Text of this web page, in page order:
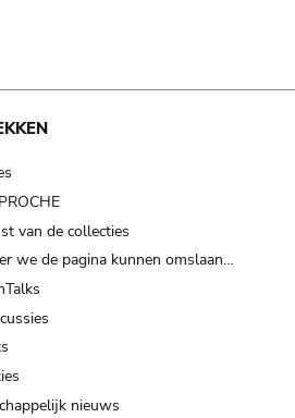
van de collecties
we de pagina kunnen omslaan…
nieuws